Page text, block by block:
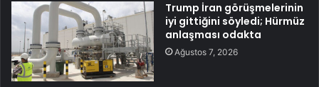
Trump İran görüşmelerinin
iyi gittiğini söyledi; Hürmüz
anlaşması odakta
Ağustos 7, 2026